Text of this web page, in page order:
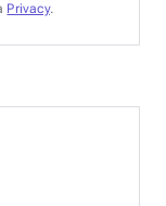
Privacy.